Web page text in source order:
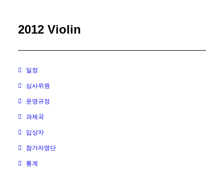
2012 Violin
일정
심사위원
운영규정
과제곡
입상자
참가자명단
통계